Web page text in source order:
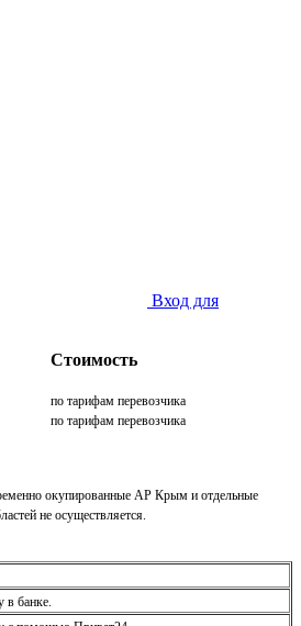
Вход для
Стоимость
по тарифам перевозчика
по тарифам перевозчика
окупированные АР Крым и отдельные
не осуществляется.
в банке.